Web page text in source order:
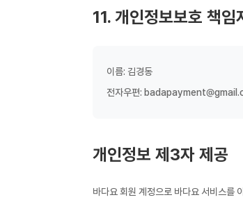
11. 개인정보보호 책임
이름: 김경동
전자우편:
개인정보 제3자 제공
바다요 회원 계정으로 바다요 서비스를